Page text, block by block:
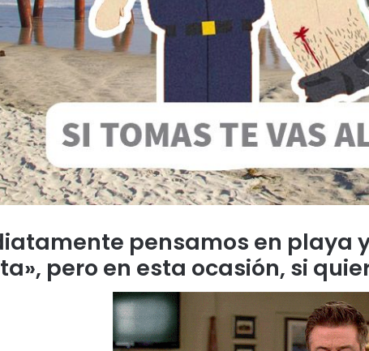
pensamos en playa
pero en esta ocasión, si